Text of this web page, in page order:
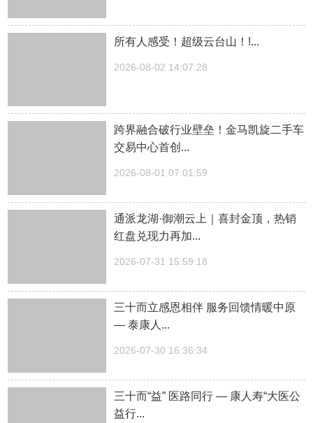
所有人感受！超级云台山！!...
2026-08-02 14:07:28
跨界融合破行业壁垒！金马凯旋二手车
交易中心首创...
2026-08-01 07:01:59
通派龙湖·御潮云上｜喜封金顶，热销
红盘兑现力再加...
2026-07-31 15:59:18
三十而立感恩相伴 服务回馈情暖中原
— 泰康人...
2026-07-30 16:36:34
三十而“益” 医路同行 — 康人寿“大医公
益行...